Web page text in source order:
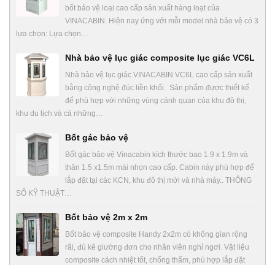
bốt bảo vệ loại cao cấp sản xuất hàng loạt của
VINACABIN. Hiện nay ứng với mỗi model nhà bảo vệ có 3
lựa chọn: Lựa chọn…
Nhà bảo vệ lục giác composite lục giác VC6L
Nhà bảo vệ lục giác VINACABIN VC6L cao cấp sản xuất
bằng công nghệ đúc liền khối. Sản phẩm được thiết kế
để phù hợp với những vùng cảnh quan của khu đô thị,
khu du lịch và cả những…
Bốt gác bảo vệ
Bốt gác bảo vệ Vinacabin kích thước bao 1.9 x 1.9m và
thân 1.5 x1.5m mái nhọn cao cấp. Cabin này phù hợp để
lắp đặt tại các KCN, khu đô thị mới và nhà máy.. THÔNG
SỐ KỸ THUẬT…
Bốt bảo vệ 2m x 2m
Bốt bảo vệ composite Handy 2x2m có không gian rộng
rãi, đủ kê giường đơn cho nhân viên nghỉ ngơi. Vật liệu
composite cách nhiệt tốt, chống thấm, phù hợp lắp đặt